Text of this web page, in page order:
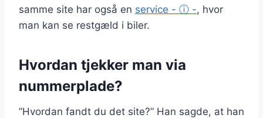
samme site har også en service - ⓘ -, hvor
man kan se restgæld i biler.
Hvordan tjekker man via
nummerplade?
”Hvordan fandt du det site?” Han sagde, at han